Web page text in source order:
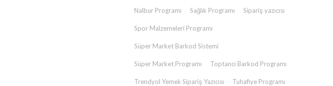
Nalbur Programı Sağlık Programı Sipariş yazıcısı
Spor Malzemeleri Programı
Süper Market Barkod Sistemi
Süper Market Programı Toptancı Barkod Programı
Trendyol Yemek Sipariş Yazıcısı Tuhafiye Programı